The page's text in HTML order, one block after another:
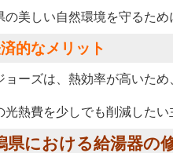
の美しい自然環境を守るた
的なメリット
ョーズは、熱効率が高いため
光熱費を少しでも削減したい
県における給湯器の